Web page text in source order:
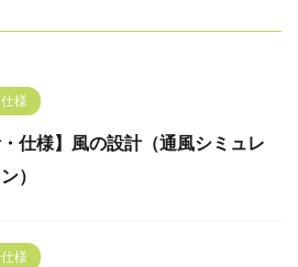
様
・仕様】風の設計（通風シミュレ
）
様